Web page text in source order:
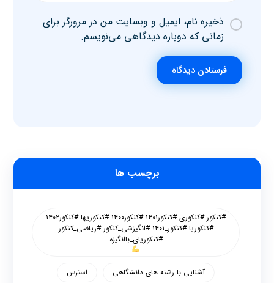
ذخیره نام، ایمیل و وبسایت من در مرورگر برای
زمانی که دوباره دیدگاهی می‌نویسم.
فرستادن دیدگاه
برچسب ها
#کنکور #کنکوری #کنکور۱۴۰۱ #کنکور۱۴۰۰ #کنکوریها #کنکور۱۴۰۲
#کنکوریا #کنکور_۱۴۰۱ #انگیزشی_کنکور #ریاضی_کنکور
#کنکوریای_باانگیزه
آشنایی با رشته های دانشگاهی استرس